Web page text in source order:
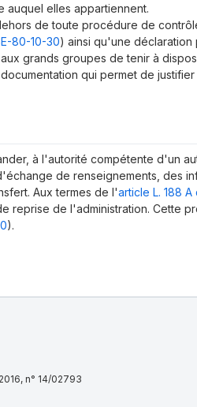
elles appartiennent.
de toute procédure de
80-10-30) ainsi qu'une déclaration
grands groupes de tenir à
qui permet de
à l'autorité compétente d'un
de renseignements, des
Aux termes de l'article L. 188 A
reprise de l'administration. Cette
).
n° 14/02793